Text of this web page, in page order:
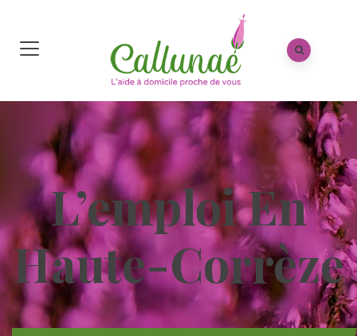
L’emploi En
Haute-Corrèze